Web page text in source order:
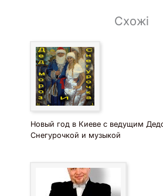
Схожі
Новый год в Киеве с ведущим
Снегурочкой и музыкой